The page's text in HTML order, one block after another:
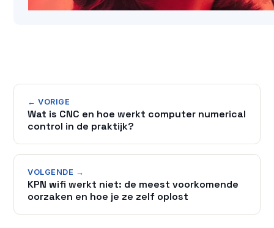
← VORIGE
Wat is CNC en hoe werkt computer numerical
control in de praktijk?
VOLGENDE →
KPN wifi werkt niet: de meest voorkomende
oorzaken en hoe je ze zelf oplost